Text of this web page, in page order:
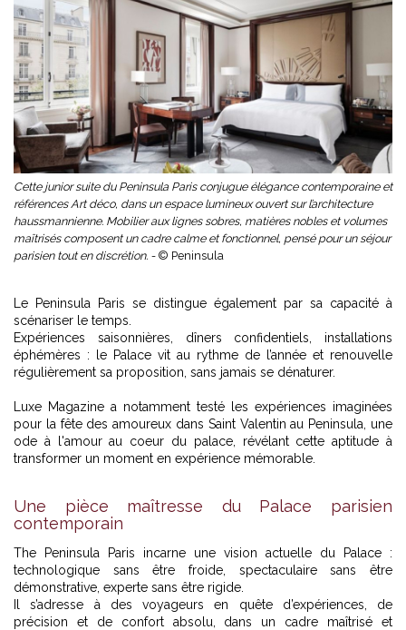
Cette junior suite du Peninsula Paris conjugue élégance contemporaine et
références Art déco, dans un espace lumineux ouvert sur l’architecture
haussmannienne. Mobilier aux lignes sobres, matières nobles et volumes
maîtrisés composent un cadre calme et fonctionnel, pensé pour un séjour
parisien tout en discrétion. - © Peninsula
Le Peninsula Paris se distingue également par sa capacité à
scénariser le temps.
Expériences saisonnières, dîners confidentiels, installations
éphémères : le Palace vit au rythme de l’année et renouvelle
régulièrement sa proposition, sans jamais se dénaturer.
Luxe Magazine a notamment testé les expériences imaginées
pour la fête des amoureux dans Saint Valentin au Peninsula, une
ode à l'amour au coeur du palace, révélant cette aptitude à
transformer un moment en expérience mémorable.
Une pièce maîtresse du Palace parisien
contemporain
The Peninsula Paris incarne une vision actuelle du Palace :
technologique sans être froide, spectaculaire sans être
démonstrative, experte sans être rigide.
Il s’adresse à des voyageurs en quête d’expériences, de
précision et de confort absolu, dans un cadre maîtrisé et